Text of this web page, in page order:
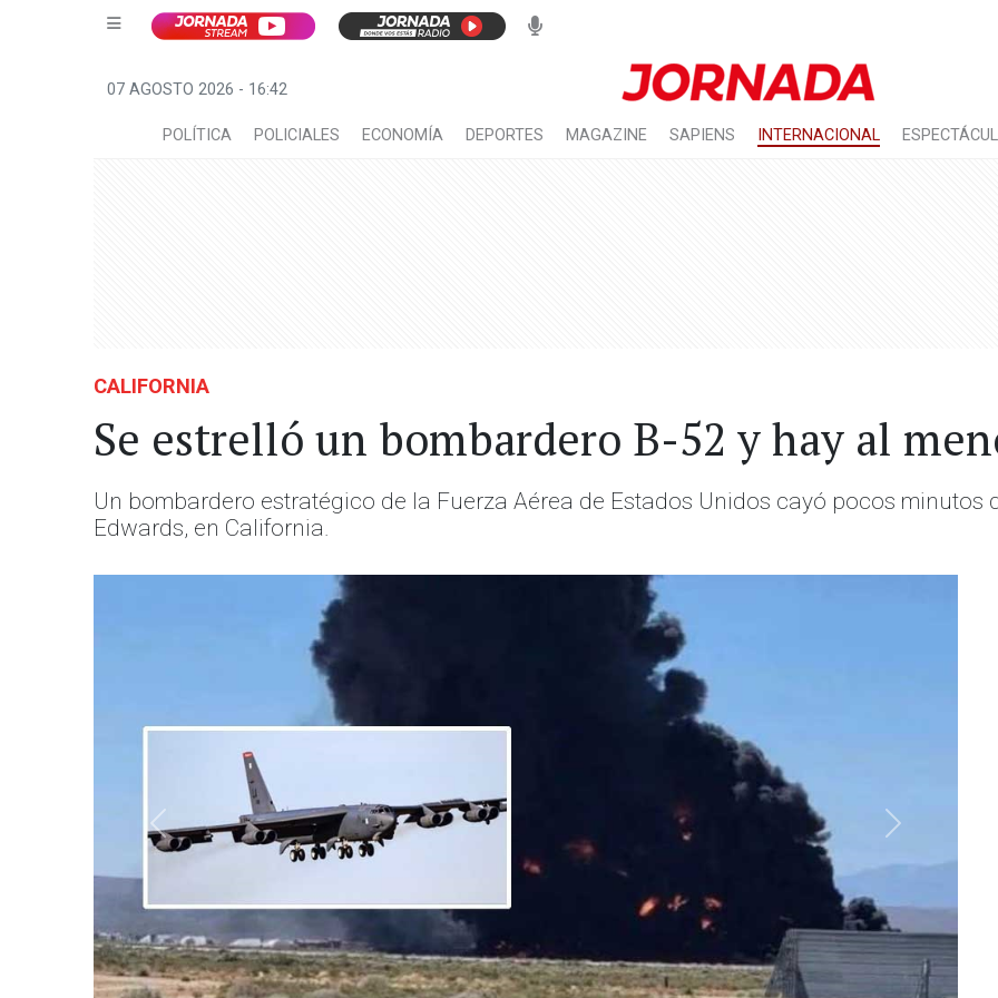
07 AGOSTO 2026 - 16:42
POLÍTICA POLICIALES ECONOMÍA DEPORTES MAGAZINE SAPIENS INTERNACIONAL
CALIFORNIA
Se estrelló un bombardero B-52 y hay al
Un bombardero estratégico de la Fuerza Aérea de Estados Unidos cayó pocos minutos
Edwards, en California.
Anterior Siguiente